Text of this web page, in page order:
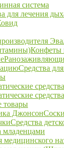
система
для лечения
Конфеты
Средства
средства
товары
Джонсон
Средства
младенцами
медицинского